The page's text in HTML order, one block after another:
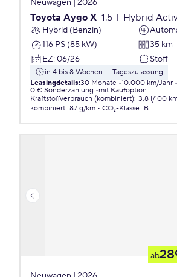
Neuwagen | 2026
Toyota Aygo X 1.5-l-Hybrid
Hybrid (Benzin)
116 PS (85 kW)
35 km
EZ: 06/26 Stoff
in 4 bis 8 Wochen
Tageszulassung
Leasingdetails:30 Monate 10.000 km/Jahr
0 € Sonderzahlung
mit Kaufoption
Kraftstoffverbrauch (kombiniert): 3,8 l/100
kombiniert: 87 g/km CO₂-Klasse: B
ab